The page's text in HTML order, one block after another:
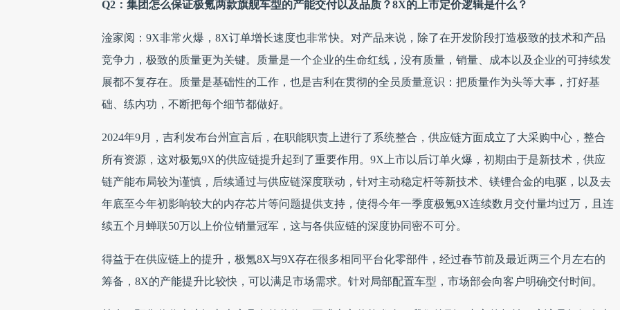
Q2：集团怎么保证极氪两款旗舰车型的产能交付以及品质？8X的上市定价逻辑是什么？
淦家阅：9X非常火爆，8X订单增长速度也非常快。对产品来说，除了在开发阶段打造极致的技术和产品
竞争力，极致的质量更为关键。质量是一个企业的生命红线，没有质量，销量、成本以及企业的可持续发
展都不复存在。质量是基础性的工作，也是吉利在贯彻的全员质量意识：把质量作为头等大事，打好基
础、练内功，不断把每个细节都做好。
2024年9月，吉利发布台州宣言后，在职能职责上进行了系统整合，供应链方面成立了大采购中心，整合
所有资源，这对极氪9X的供应链提升起到了重要作用。9X上市以后订单火爆，初期由于是新技术，供应
链产能布局较为谨慎，后续通过与供应链深度联动，针对主动稳定杆等新技术、镁锂合金的电驱，以及去
年底至今年初影响较大的内存芯片等问题提供支持，使得今年一季度极氪9X连续数月交付量均过万，且连
续五个月蝉联50万以上价位销量冠军，这与各供应链的深度协同密不可分。
得益于在供应链上的提升，极氪8X与9X存在很多相同平台化零部件，经过春节前及最近两三个月左右的
筹备，8X的产能提升比较快，可以满足市场需求。针对局部配置车型，市场部会向客户明确交付时间。